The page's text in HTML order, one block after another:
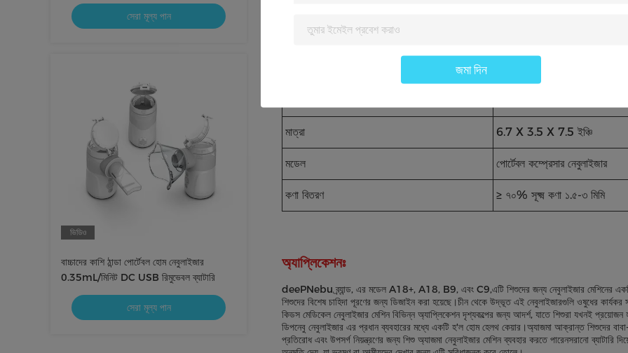
জমা দিন
সেরা মূল্য পান
ভিডিও
বাচ্চাদের কাশি ঠান্ডা পোর্টেবল হোম নেবুলাইজার
0.35mL/মিনিট DC USB রিমুভেবল ব্যাটারি
সেরা মূল্য পান
নেবুলাইজার নাম
মাত্রা 6.7 X 3.5 X 7.5 ইঞ্চি
মডেল পোর্টেবল কম্প্রেসার নেবুলাইজার
কণা বিতরণ ≥ ৭০% সূক্ষ্ম কণা ১.৫-৩ মিমি
অ্যাপ্লিকেশনঃ
deePNebu ব্র্যান্ড, এর মডেল A18+, A18, B9, এবং C9,এটি শিশুদের জন্য নেবুলাইজার মেশিনের একটি
শিশুদের বিশেষ চাহিদা পূরণের জন্য ডিজাইন করা হয়েছে।চীন থেকে উদ্ভূত এই নেবুলাইজারগুলি ওষুধের
কিডস মেডিকেল নেবুলাইজার মেশিন বিভিন্ন অ্যাপ্লিকেশন দৃশ্যকল্পের জন্য আদর্শ, যাতে শিশুরা যখনই
ডিপনেবু নেবুলাইজার এর প্রধান ব্যবহারের মধ্যে একটি হ'ল হোম হেলথ কেয়ার।অ্যাজমা আক্রান্ত শিশুদের
প্রতিরোধ এবং উপসর্গ নিয়ন্ত্রণের জন্য শিশু অ্যাজমা নেবুলাইজার মেশিন ব্যবহার করতে পারেনসরানো ব্যাটারি